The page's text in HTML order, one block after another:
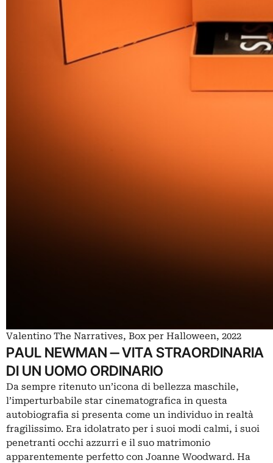
Valentino The Narratives, Box per Halloween, 2022
PAUL NEWMAN ‒ VITA STRAORDINARIA
DI UN UOMO ORDINARIO
Da sempre ritenuto un’icona di bellezza maschile,
l’imperturbabile star cinematografica in questa
autobiografia si presenta come un individuo in realtà
fragilissimo. Era idolatrato per i suoi modi calmi, i suoi
penetranti occhi azzurri e il suo matrimonio
apparentemente perfetto con Joanne Woodward. Ha